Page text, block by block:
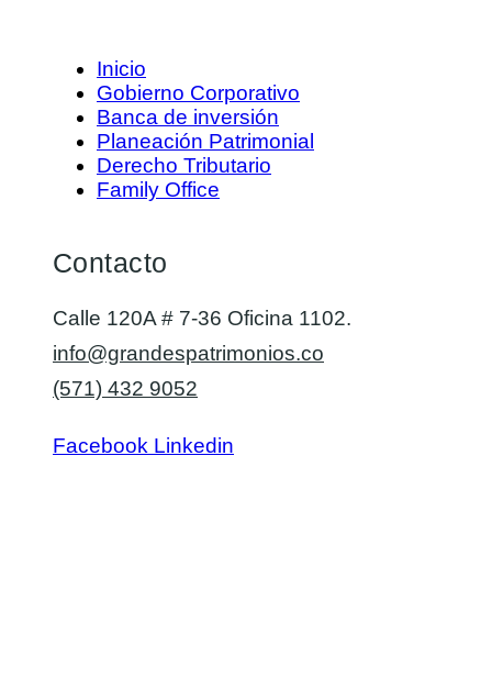
Inicio
Gobierno Corporativo
Banca de inversión
Planeación Patrimonial
Derecho Tributario
Family Office
Contacto
Calle 120A # 7-36 Oficina 1102.
info@grandespatrimonios.co
(571) 432 9052
Facebook Linkedin